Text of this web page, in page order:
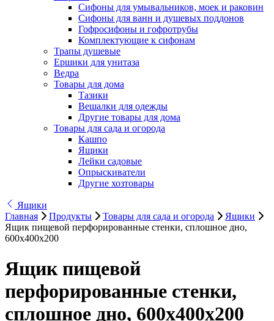
Сифоны для умывальников, моек и раковин
Сифоны для ванн и душевых поддонов
Гофросифоны и гофротрубы
Комплектующие к сифонам
Трапы душевые
Ершики для унитаза
Ведра
Товары для дома
Тазики
Вешалки для одежды
Другие товары для дома
Товары для сада и огорода
Кашпо
Ящики
Лейки садовые
Опрыскиватели
Другие хозтовары
Ящики
Главная
Продукты Товары для сада и огорода
Ящики
Ящик пищевой перфорированные стенки, сплошное дно,
600х400х200
Ящик пищевой
перфорированные стенки,
сплошное дно, 600х400х200